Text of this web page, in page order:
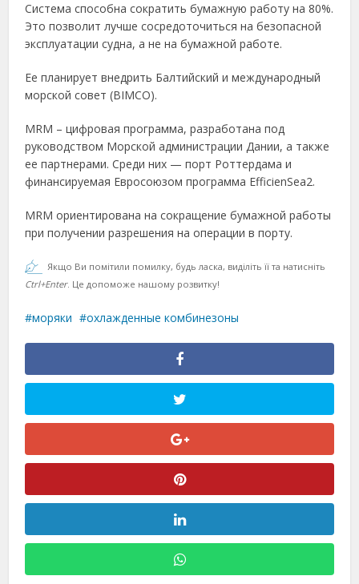
Система способна сократить бумажную работу на 80%.
Это позволит лучше сосредоточиться на безопасной
эксплуатации судна, а не на бумажной работе.
Ее планирует внедрить Балтийский и международный
морской совет (BIMCO).
MRM – цифровая программа, разработана под
руководством Морской администрации Дании, а также
ее партнерами. Среди них — порт Роттердама и
финансируемая Евросоюзом программа EfficienSea2.
MRM ориентирована на сокращение бумажной работы
при получении разрешения на операции в порту.
Якщо Ви помітили помилку, будь ласка, виділіть її та натисніть
Ctrl+Enter. Це допоможе нашому розвитку!
моряки охлажденные комбинезоны